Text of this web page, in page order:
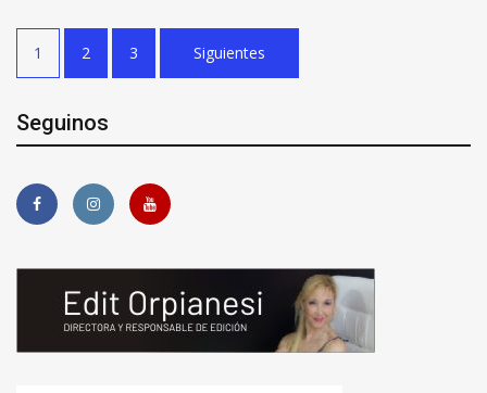
Paginación
de
entradas
1 2 3 Siguientes
Seguinos